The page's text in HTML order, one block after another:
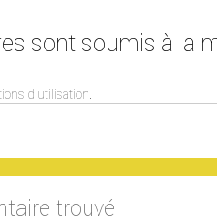
sont soumis à la
d'utilisation.
trouvé